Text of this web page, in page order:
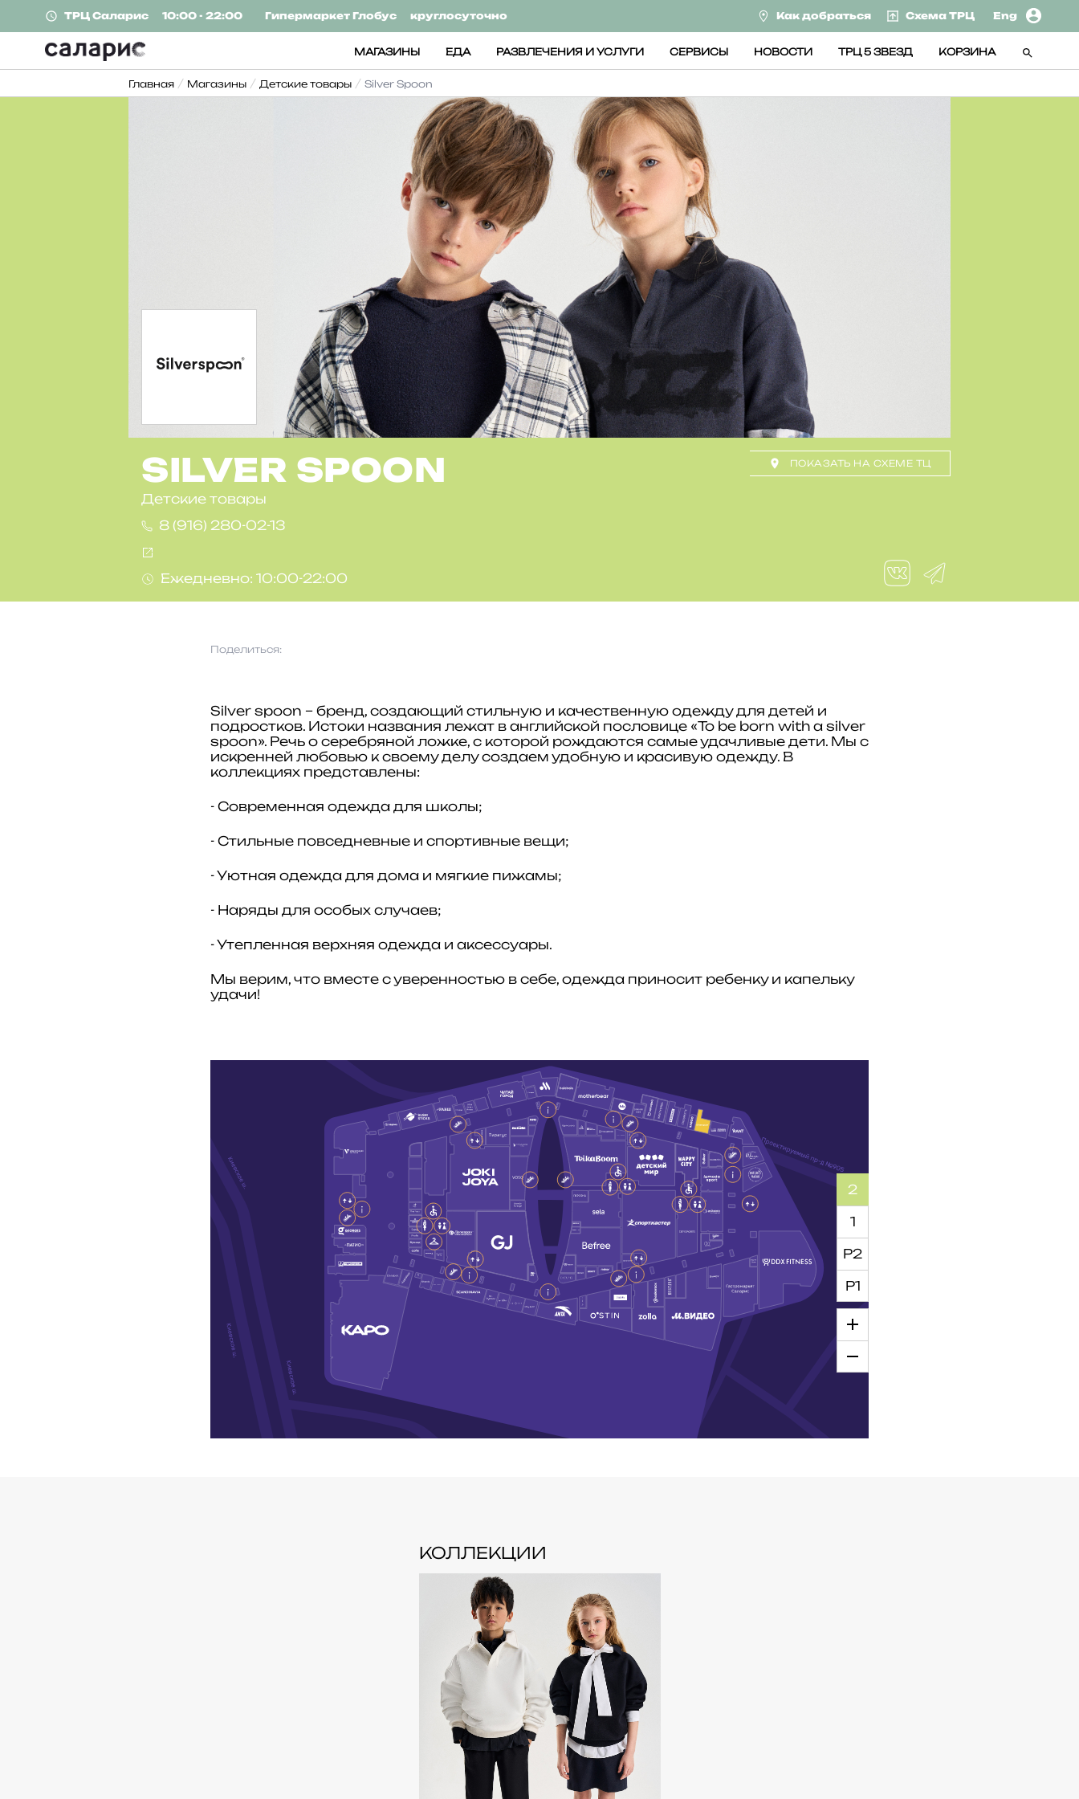
ТРЦ Саларис 10:00 - 22:00 Гипермаркет Глобус круглосуточно Как добраться Схема ТРЦ Eng
МАГАЗИНЫ ЕДА РАЗВЛЕЧЕНИЯ И УСЛУГИ СЕРВИСЫ НОВОСТИ ТРЦ 5 ЗВЕЗД КОРЗИНА
Главная Магазины Детские товары Silver Spoon
SILVER SPOON
Детские товары
8 (916) 280-02-13
Ежедневно: 10:00-22:00
ПОКАЗАТЬ НА СХЕМЕ ТЦ
Поделиться:
Silver spoon – бренд, создающий стильную и качественную одежду для детей и
подростков. Истоки названия лежат в английской пословице «To be born with а silver
spoon». Речь о серебряной ложке, с которой рождаются самые удачливые дети. Мы с
искренней любовью к своему делу создаем удобную и красивую одежду. В
коллекциях представлены:
- Современная одежда для школы;
- Стильные повседневные и спортивные вещи;
- Уютная одежда для дома и мягкие пижамы;
- Наряды для особых случаев;
- Утепленная верхняя одежда и аксессуары.
Мы верим, что вместе с уверенностью в себе, одежда приносит ребенку и капельку
удачи!
2
1
Р2
Р1
КОЛЛЕКЦИИ